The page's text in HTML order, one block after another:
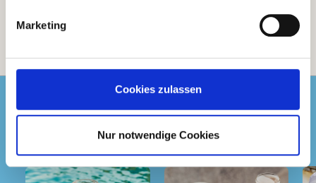
Marketing
Cookies zulassen
Nur notwendige Cookies
Folge uns
auf
Instagram